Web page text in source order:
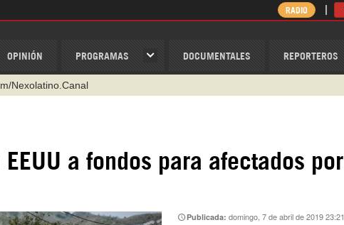
OPINIÓN PROGRAMAS DOCUMENTALES REPORTEROS
RADIO
Nexolatino.Canal
a fondos para afectados por
Publicada:domingo, 7 de abril de 2019 23:21